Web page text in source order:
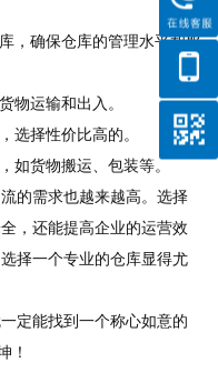
，确保仓库的管理水平和服
物运输和出入。
选择性价比高的。
如货物搬运、包装等。
的需求也越来越高。选择
，还能提高企业的运营效
择一个专业的仓库显得尤
定能找到一个称心如意的
！